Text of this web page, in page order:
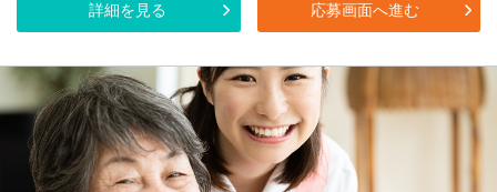
詳細を見る 応募画面へ進む